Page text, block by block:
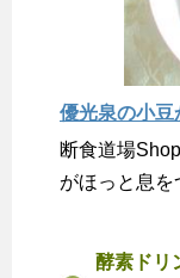
優光泉の小豆
断食道場
がほっと息を
酵素ドリ